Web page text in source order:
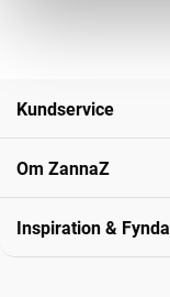
Kundservice
Om ZannaZ
Inspiration & Fynda